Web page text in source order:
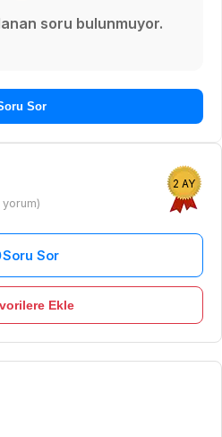
soru bulunmuyor.
Sor
2 AY
Soru Sor
Ekle